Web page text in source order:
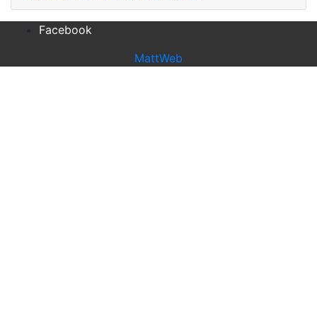
Facebook
MattWeb